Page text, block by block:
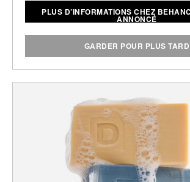
PLUS D’INFORMATIONS CHEZ
ANNONCÉ
GARDER POUR PLUS TARD